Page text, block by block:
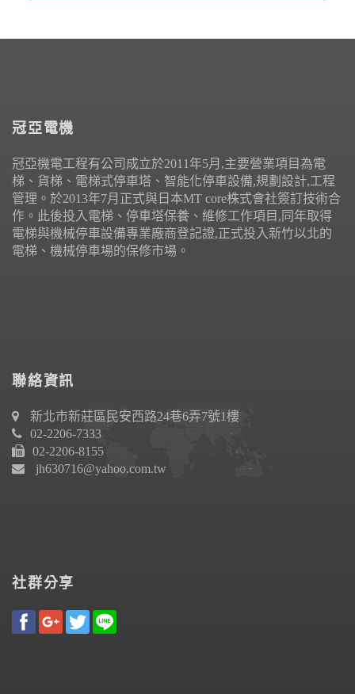
冠亞電機
冠亞機電工程有公司成立於2011年5月,主要營業項目為電
梯、貨梯、電梯式停車塔、智能化停車設備,規劃設計,工程
管理。於2013年7月正式與日本MT core株式會社簽訂技術合
作。此後投入電梯、停車塔保養、維修工作項目,同年取得
電梯與機械停車設備專業廠商登記證,正式投入新竹以北的
電梯、機械停車場的保修市場。
聯絡資訊
新北市新莊區民安西路24巷6弄7號1樓
02-2206-7333
02-2206-8155
jh630716@yahoo.com.tw
社群分享